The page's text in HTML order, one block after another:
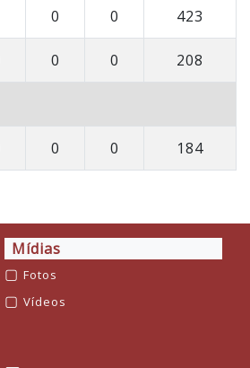
0 0 423
0 0 208
0 0 184
Mídias
▢ Fotos
▢ Vídeos